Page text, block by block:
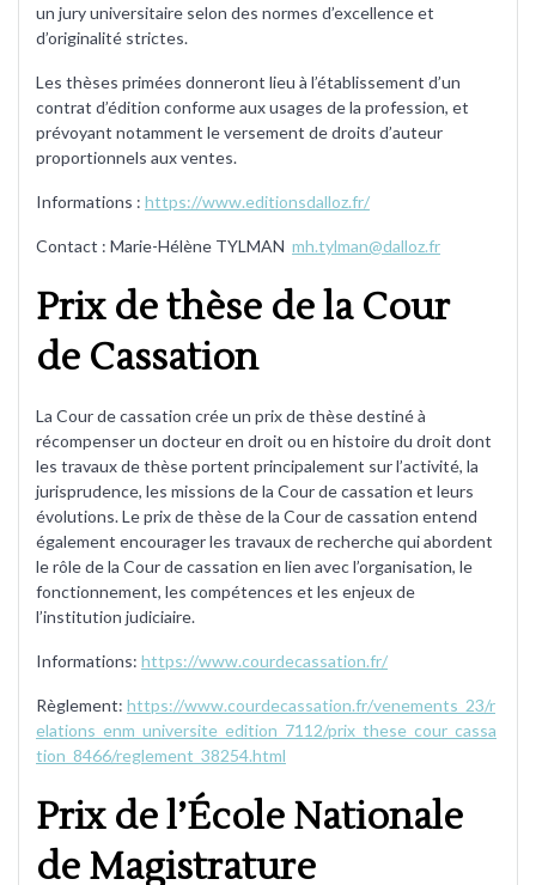
un jury universitaire selon des normes d’excellence et
d’originalité strictes.
Les thèses primées donneront lieu à l’établissement d’un
contrat d’édition conforme aux usages de la profession, et
prévoyant notamment le versement de droits d’auteur
proportionnels aux ventes.
Informations : https://www.editionsdalloz.fr/
Contact : Marie-Hélène TYLMAN mh.tylman@dalloz.fr
Prix de thèse de la Cour
de Cassation
La Cour de cassation crée un prix de thèse destiné à
récompenser un docteur en droit ou en histoire du droit dont
les travaux de thèse portent principalement sur l’activité, la
jurisprudence, les missions de la Cour de cassation et leurs
évolutions. Le prix de thèse de la Cour de cassation entend
également encourager les travaux de recherche qui abordent
le rôle de la Cour de cassation en lien avec l’organisation, le
fonctionnement, les compétences et les enjeux de
l’institution judiciaire.
Informations: https://www.courdecassation.fr/
Règlement: https://www.courdecassation.fr/venements_23/r
elations_enm_universite_edition_7112/prix_these_cour_cassa
tion_8466/reglement_38254.html
Prix de l’École Nationale
de Magistrature